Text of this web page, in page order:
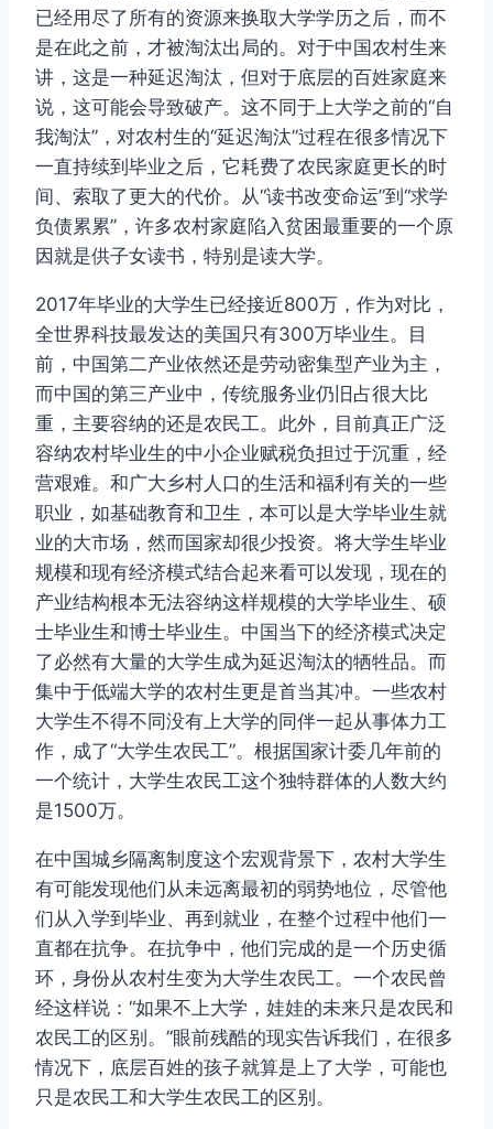
已经用尽了所有的资源来换取大学学历之后，而不
是在此之前，才被淘汰出局的。对于中国农村生来
讲，这是一种延迟淘汰，但对于底层的百姓家庭来
说，这可能会导致破产。这不同于上大学之前的“自
我淘汰”，对农村生的“延迟淘汰”过程在很多情况下
一直持续到毕业之后，它耗费了农民家庭更长的时
间、索取了更大的代价。从“读书改变命运”到“求学
负债累累”，许多农村家庭陷入贫困最重要的一个原
因就是供子女读书，特别是读大学。
2017年毕业的大学生已经接近800万，作为对比，
全世界科技最发达的美国只有300万毕业生。目
前，中国第二产业依然还是劳动密集型产业为主，
而中国的第三产业中，传统服务业仍旧占很大比
重，主要容纳的还是农民工。此外，目前真正广泛
容纳农村毕业生的中小企业赋税负担过于沉重，经
营艰难。和广大乡村人口的生活和福利有关的一些
职业，如基础教育和卫生，本可以是大学毕业生就
业的大市场，然而国家却很少投资。将大学生毕业
规模和现有经济模式结合起来看可以发现，现在的
产业结构根本无法容纳这样规模的大学毕业生、硕
士毕业生和博士毕业生。中国当下的经济模式决定
了必然有大量的大学生成为延迟淘汰的牺牲品。而
集中于低端大学的农村生更是首当其冲。一些农村
大学生不得不同没有上大学的同伴一起从事体力工
作，成了“大学生农民工”。根据国家计委几年前的
一个统计，大学生农民工这个独特群体的人数大约
是1500万。
在中国城乡隔离制度这个宏观背景下，农村大学生
有可能发现他们从未远离最初的弱势地位，尽管他
们从入学到毕业、再到就业，在整个过程中他们一
直都在抗争。在抗争中，他们完成的是一个历史循
环，身份从农村生变为大学生农民工。一个农民曾
经这样说：“如果不上大学，娃娃的未来只是农民和
农民工的区别。”眼前残酷的现实告诉我们，在很多
情况下，底层百姓的孩子就算是上了大学，可能也
只是农民工和大学生农民工的区别。